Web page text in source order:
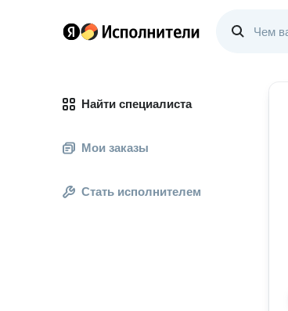
Найти специалиста
Мои заказы
Стать исполнителем